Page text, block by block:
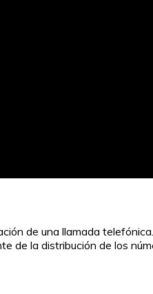
de una llamada telefónica.
de la distribución de los